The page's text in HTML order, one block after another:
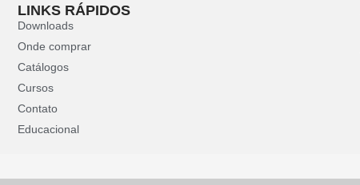
LINKS RÁPIDOS
Downloads
Onde comprar
Catálogos
Cursos
Contato
Educacional